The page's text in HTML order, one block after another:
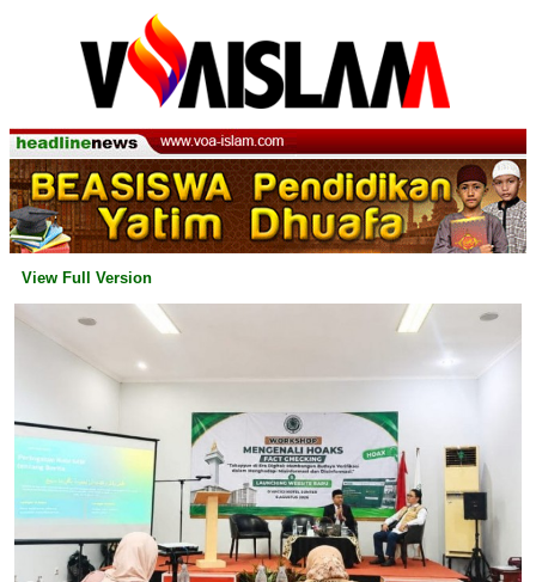
View Full Version